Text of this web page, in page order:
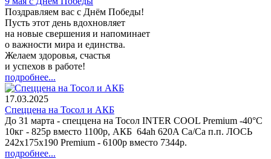
Поздравляем вас с Днём Победы!
Пусть этот день вдохновляет
на новые свершения и напоминает
о важности мира и единства.
Желаем здоровья, счастья
и успехов в работе!
подробнее...
17.03.2025
Спеццена на Тосол и АКБ
До 31 марта - спеццена на Тосол INTER COOL Premium -40°С
10кг - 825р вместо 1100р, АКБ 64ah 620A Ca/Ca п.п. ЛОСЬ
242x175x190 Premium - 6100р вместо 7344р.
подробнее...